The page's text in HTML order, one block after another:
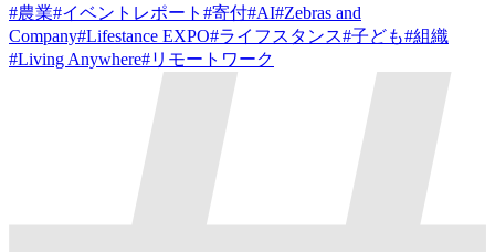
#農業#イベントレポート #寄付#AI#Zebras and
Company#Lifestance EXPO#ライフスタンス#子ども#組織
#Living Anywhere#リモートワーク